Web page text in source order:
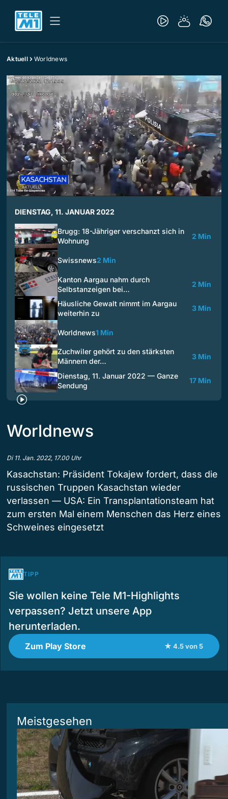
Aktuell Worldnews
DIENSTAG, 11. JANUAR 2022
Brugg: 18-Jähriger verschanzt sich in
Wohnung
2 Min
Swissnews2 Min
Kanton Aargau nahm durch
Selbstanzeigen bei…
2 Min
Häusliche Gewalt nimmt im Aargau
weiterhin zu
3 Min
Worldnews1 Min
Zuchwiler gehört zu den stärksten
Männern der…
3 Min
Dienstag, 11. Januar 2022 — Ganze
Sendung
17 Min
Worldnews
Di 11. Jan. 2022, 17.00 Uhr
Kasachstan: Präsident Tokajew fordert, dass die
russischen Truppen Kasachstan wieder
verlassen — USA: Ein Transplantationsteam hat
zum ersten Mal einem Menschen das Herz eines
Schweines eingesetzt
TIPP
Sie wollen keine Tele M1-Highlights
verpassen? Jetzt unsere App
herunterladen.
Zum Play Store ★ 4.5 von 5
Meistgesehen